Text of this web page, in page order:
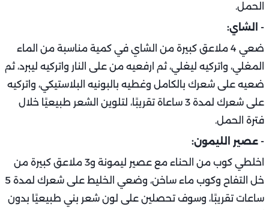
الحمل.
- الشاي:
ضعي 4 ملاعق كبيرة من الشاي في كمية مناسبة من الماء
المغلي، واتركيه ليغلي، ثم ارفعيه من على النار واتركيه ليبرد، ثم
ضعيه على شعرك بالكامل وغطيه بالبونيه البلاستيكي، واتركيه
على شعرك لمدة 3 ساعاة تقريبًا، لتلوين الشعر طبيعيًا خلال
فترة الحمل.
- عصير الليمون:
اخلطي كوب من الحناء مع عصير ليمونة و3 ملاعق كبيرة من
خل التفاح وكوب ماء ساخن، وضعي الخليط على شعرك لمدة 5
ساعات تقريبًا، وسوف تحصلين على لون شعر بني طبيعيًا بدون